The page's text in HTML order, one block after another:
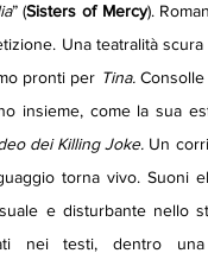
” (Sisters of Mercy).
Una teatralità
pronti per Tina. Consolle
insieme, come la sua
dei Killing Joke. Un
torna vivo. Suoni
e disturbante nello
nei testi, dentro